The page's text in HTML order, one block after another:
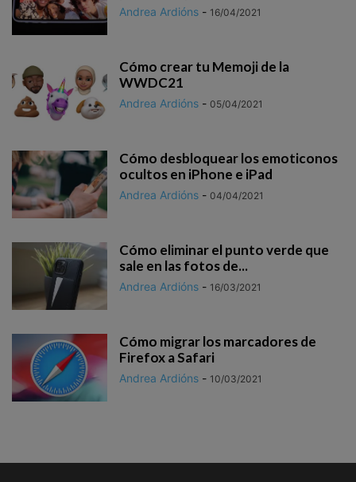
Andrea Ardións - 16/04/2021
Cómo crear tu Memoji de la
WWDC21
Andrea Ardións - 05/04/2021
Cómo desbloquear los emoticonos
ocultos en iPhone e iPad
Andrea Ardións - 04/04/2021
Cómo eliminar el punto verde que
sale en las fotos de...
Andrea Ardións - 16/03/2021
Cómo migrar los marcadores de
Firefox a Safari
Andrea Ardións - 10/03/2021